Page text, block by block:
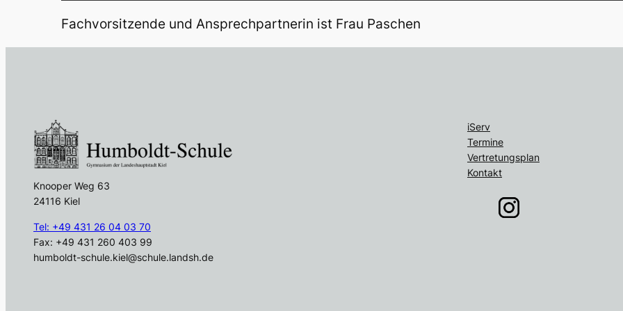
Fachvorsitzende und Ansprechpartnerin ist Frau Paschen
Knooper Weg 63
24116 Kiel
Tel: +49 431 26 04 03 70
Fax: +49 431 260 403 99
humboldt-schule.kiel@schule.landsh.de
iServ
Termine
Vertretungsplan
Kontakt